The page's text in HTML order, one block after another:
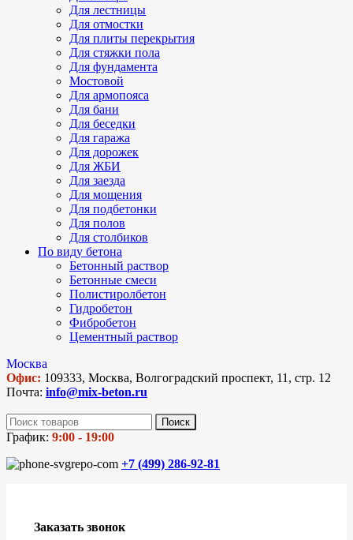
Для лестницы
Для отмостки
Для плиты перекрытия
Для стяжки пола
Для фундамента
Мостовой
Для армопояса
Для бани
Для беседки
Для гаража
Для дорожек
Для ЖБИ
Для заезда
Для мощения
Для подбетонки
Для полов
Для столбиков
По виду бетона
Бетонный раствор
Бетонные смеси
Полистиролбетон
Гидробетон
Фибробетон
Цементный раствор
Москва
Офис: 109333, Москва, Волгоградский проспект, 11, стр. 12
Почта: info@mix-beton.ru
Поиск
График: 9:00 - 19:00
+7 (499) 286-92-81
Заказать звонок